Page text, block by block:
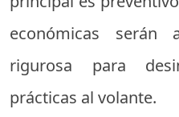
económicas serán
rigurosa para
prácticas al volante.